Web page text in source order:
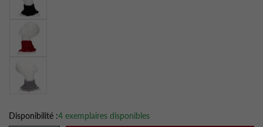
Disponibilité :4 exemplaires disponibles